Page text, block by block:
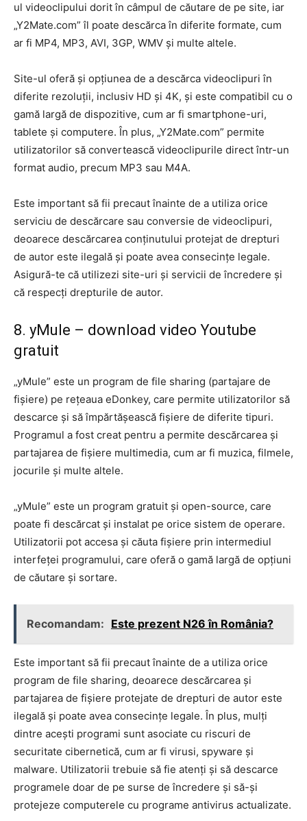
ul videoclipului dorit în câmpul de căutare de pe site, iar
„Y2Mate.com” îl poate descărca în diferite formate, cum
ar fi MP4, MP3, AVI, 3GP, WMV și multe altele.
Site-ul oferă și opțiunea de a descărca videoclipuri în
diferite rezoluții, inclusiv HD și 4K, și este compatibil cu o
gamă largă de dispozitive, cum ar fi smartphone-uri,
tablete și computere. În plus, „Y2Mate.com” permite
utilizatorilor să convertească videoclipurile direct într-un
format audio, precum MP3 sau M4A.
Este important să fii precaut înainte de a utiliza orice
serviciu de descărcare sau conversie de videoclipuri,
deoarece descărcarea conținutului protejat de drepturi
de autor este ilegală și poate avea consecințe legale.
Asigură-te că utilizezi site-uri și servicii de încredere și
că respecți drepturile de autor.
8. yMule – download video Youtube
gratuit
„yMule” este un program de file sharing (partajare de
fișiere) pe rețeaua eDonkey, care permite utilizatorilor să
descarce și să împărtășească fișiere de diferite tipuri.
Programul a fost creat pentru a permite descărcarea și
partajarea de fișiere multimedia, cum ar fi muzica, filmele,
jocurile și multe altele.
„yMule” este un program gratuit și open-source, care
poate fi descărcat și instalat pe orice sistem de operare.
Utilizatorii pot accesa și căuta fișiere prin intermediul
interfeței programului, care oferă o gamă largă de opțiuni
de căutare și sortare.
Recomandam: Este prezent N26 în România?
Este important să fii precaut înainte de a utiliza orice
program de file sharing, deoarece descărcarea și
partajarea de fișiere protejate de drepturi de autor este
ilegală și poate avea consecințe legale. În plus, mulți
dintre acești programi sunt asociate cu riscuri de
securitate cibernetică, cum ar fi virusi, spyware și
malware. Utilizatorii trebuie să fie atenți și să descarce
programele doar de pe surse de încredere și să-și
protejeze computerele cu programe antivirus actualizate.